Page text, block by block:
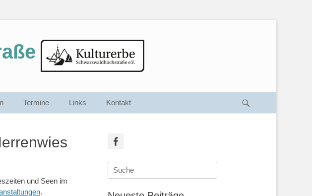
Termine Links Kontakt
und Seen im
.
Suche
nach: